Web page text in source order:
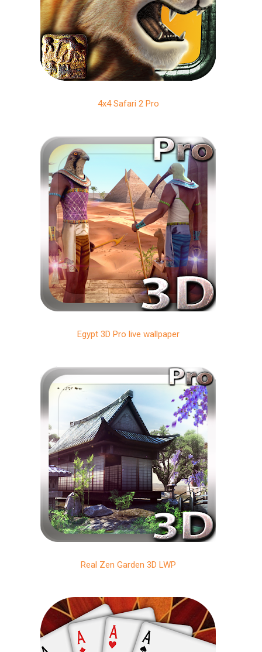
4x4 Safari 2 Pro
Egypt 3D Pro live wallpaper
Real Zen Garden 3D LWP